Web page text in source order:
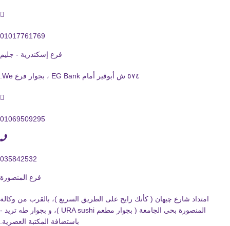
01017761769
فرع إسكندرية - جليم
01069509295
035842532
فرع المنصورة
امتداد شارع چيهان ( كأنك رايح على الطريق السريع )، بالقرب من وكالة
المنصورة بحي الجامعة ( بجوار مطعم URA sushi )، و بجوار طه تريد -
باستضافة المكتبة العصرية.